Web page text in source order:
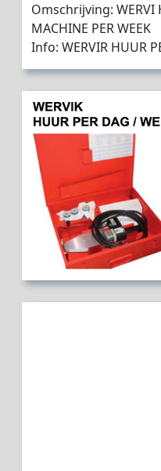
Omschrijving: WERVI
MACHINE PER WEEK
Info: WERVIR HUUR